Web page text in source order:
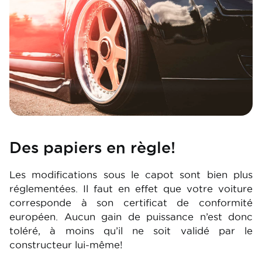
Des papiers en règle!
Les modifications sous le capot sont bien plus
réglementées. Il faut en effet que votre voiture
corresponde à son certificat de conformité
européen. Aucun gain de puissance n’est donc
toléré, à moins qu’il ne soit validé par le
constructeur lui-même!